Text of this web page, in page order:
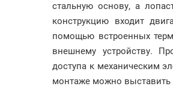
стальную основу, а
конструкцию входит
помощью встроенных
внешнему устройству.
доступа к механическим
монтаже можно выставить